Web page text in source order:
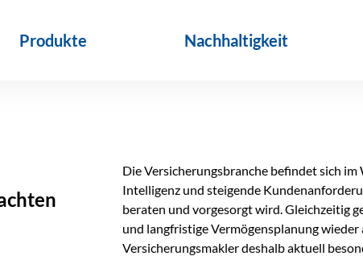
Produkte Nachhaltigkeit
Die Versicherungsbranche befindet sich
Intelligenz und steigende
beraten und vorgesorgt wird. Gleichzeitig
und langfristige Vermögensplanung
Versicherungsmakler deshalb aktuell